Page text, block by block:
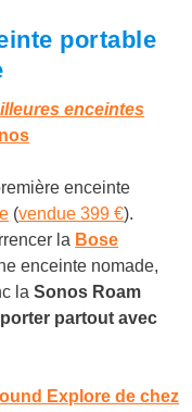
portable
enceintes
enceinte
(vendue 399 €).
la Bose
enceinte nomade,
laSonos Roam
partout avec
Explore de chez